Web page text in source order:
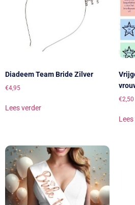
Diadeem Team Bride Zilver
€4,95
Lees verder
€2,50